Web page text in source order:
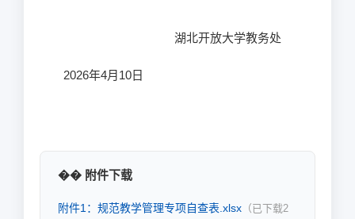
湖北开放大学教务处
2026年4月 10日
�� 附件下载
附件1：规范教学管理专项自查表.xlsx （已下载2